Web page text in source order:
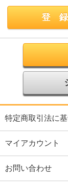
特定商取引法に
マイアカウント
お問い合わせ